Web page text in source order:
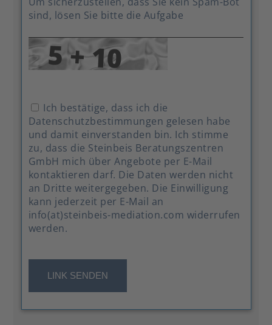
sind, lösen Sie bitte die Aufgabe
Datenschutzbestimmungen gelesen habe
und damit einverstanden bin. Ich stimme
zu, dass die Steinbeis Beratungszentren
GmbH mich über Angebote per E-Mail
kontaktieren darf. Die Daten werden nicht
an Dritte weitergegeben. Die Einwilligung
kann jederzeit per E-Mail an
info(at)steinbeis-mediation.com widerrufen
werden.